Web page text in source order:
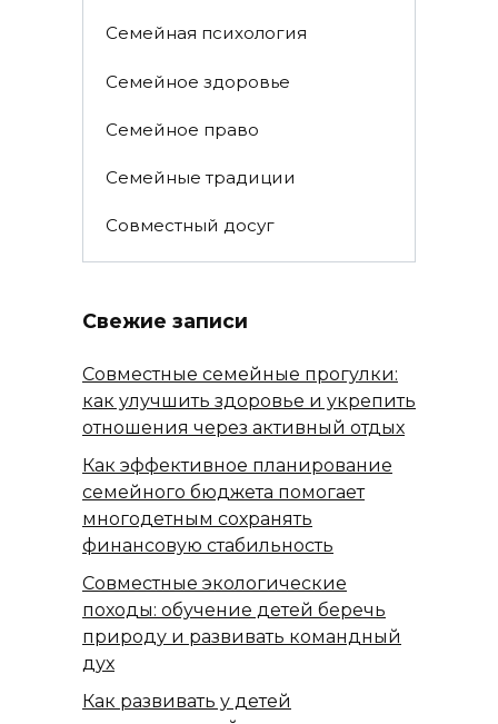
Семейная психология
Семейное здоровье
Семейное право
Семейные традиции
Совместный досуг
Свежие записи
Совместные семейные прогулки:
как улучшить здоровье и укрепить
отношения через активный отдых
Как эффективное планирование
семейного бюджета помогает
многодетным сохранять
финансовую стабильность
Совместные экологические
походы: обучение детей беречь
природу и развивать командный
дух
Как развивать у детей